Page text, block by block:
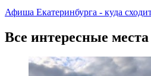
Афиша Екатеринбурга - куда
Все интересные